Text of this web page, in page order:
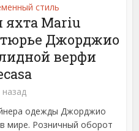
стиль
яхта Mariu
Джорджио
верфи
одежды Джорджио
мире. Розничный оборот